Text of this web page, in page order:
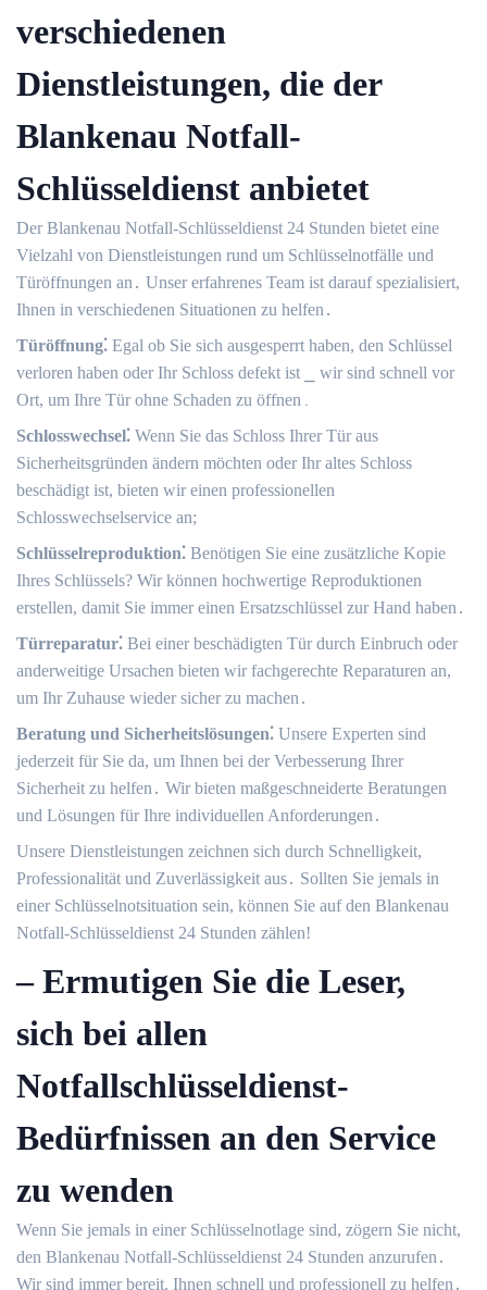
verschiedenen
Dienstleistungen, die der
Blankenau Notfall-
Schlüsseldienst anbietet
Der Blankenau Notfall-Schlüsseldienst 24 Stunden bietet eine
Vielzahl von Dienstleistungen rund um Schlüsselnotfälle und
Türöffnungen an․ Unser erfahrenes Team ist darauf spezialisiert,
Ihnen in verschiedenen Situationen zu helfen․
Türöffnung⁚ Egal ob Sie sich ausgesperrt haben, den Schlüssel
verloren haben oder Ihr Schloss defekt ist ⎯ wir sind schnell vor
Ort, um Ihre Tür ohne Schaden zu öffnen․
Schlosswechsel⁚ Wenn Sie das Schloss Ihrer Tür aus
Sicherheitsgründen ändern möchten oder Ihr altes Schloss
beschädigt ist, bieten wir einen professionellen
Schlosswechselservice an;
Schlüsselreproduktion⁚ Benötigen Sie eine zusätzliche Kopie
Ihres Schlüssels? Wir können hochwertige Reproduktionen
erstellen, damit Sie immer einen Ersatzschlüssel zur Hand haben․
Türreparatur⁚ Bei einer beschädigten Tür durch Einbruch oder
anderweitige Ursachen bieten wir fachgerechte Reparaturen an,
um Ihr Zuhause wieder sicher zu machen․
Beratung und Sicherheitslösungen⁚ Unsere Experten sind
jederzeit für Sie da, um Ihnen bei der Verbesserung Ihrer
Sicherheit zu helfen․ Wir bieten maßgeschneiderte Beratungen
und Lösungen für Ihre individuellen Anforderungen․
Unsere Dienstleistungen zeichnen sich durch Schnelligkeit,
Professionalität und Zuverlässigkeit aus․ Sollten Sie jemals in
einer Schlüsselnotsituation sein, können Sie auf den Blankenau
Notfall-Schlüsseldienst 24 Stunden zählen!​
– Ermutigen Sie die Leser,
sich bei allen
Notfallschlüsseldienst-
Bedürfnissen an den Service
zu wenden
Wenn Sie jemals in einer Schlüsselnotlage sind, zögern Sie nicht,
den Blankenau Notfall-Schlüsseldienst 24 Stunden anzurufen․
Wir sind immer bereit, Ihnen schnell und professionell zu helfen․